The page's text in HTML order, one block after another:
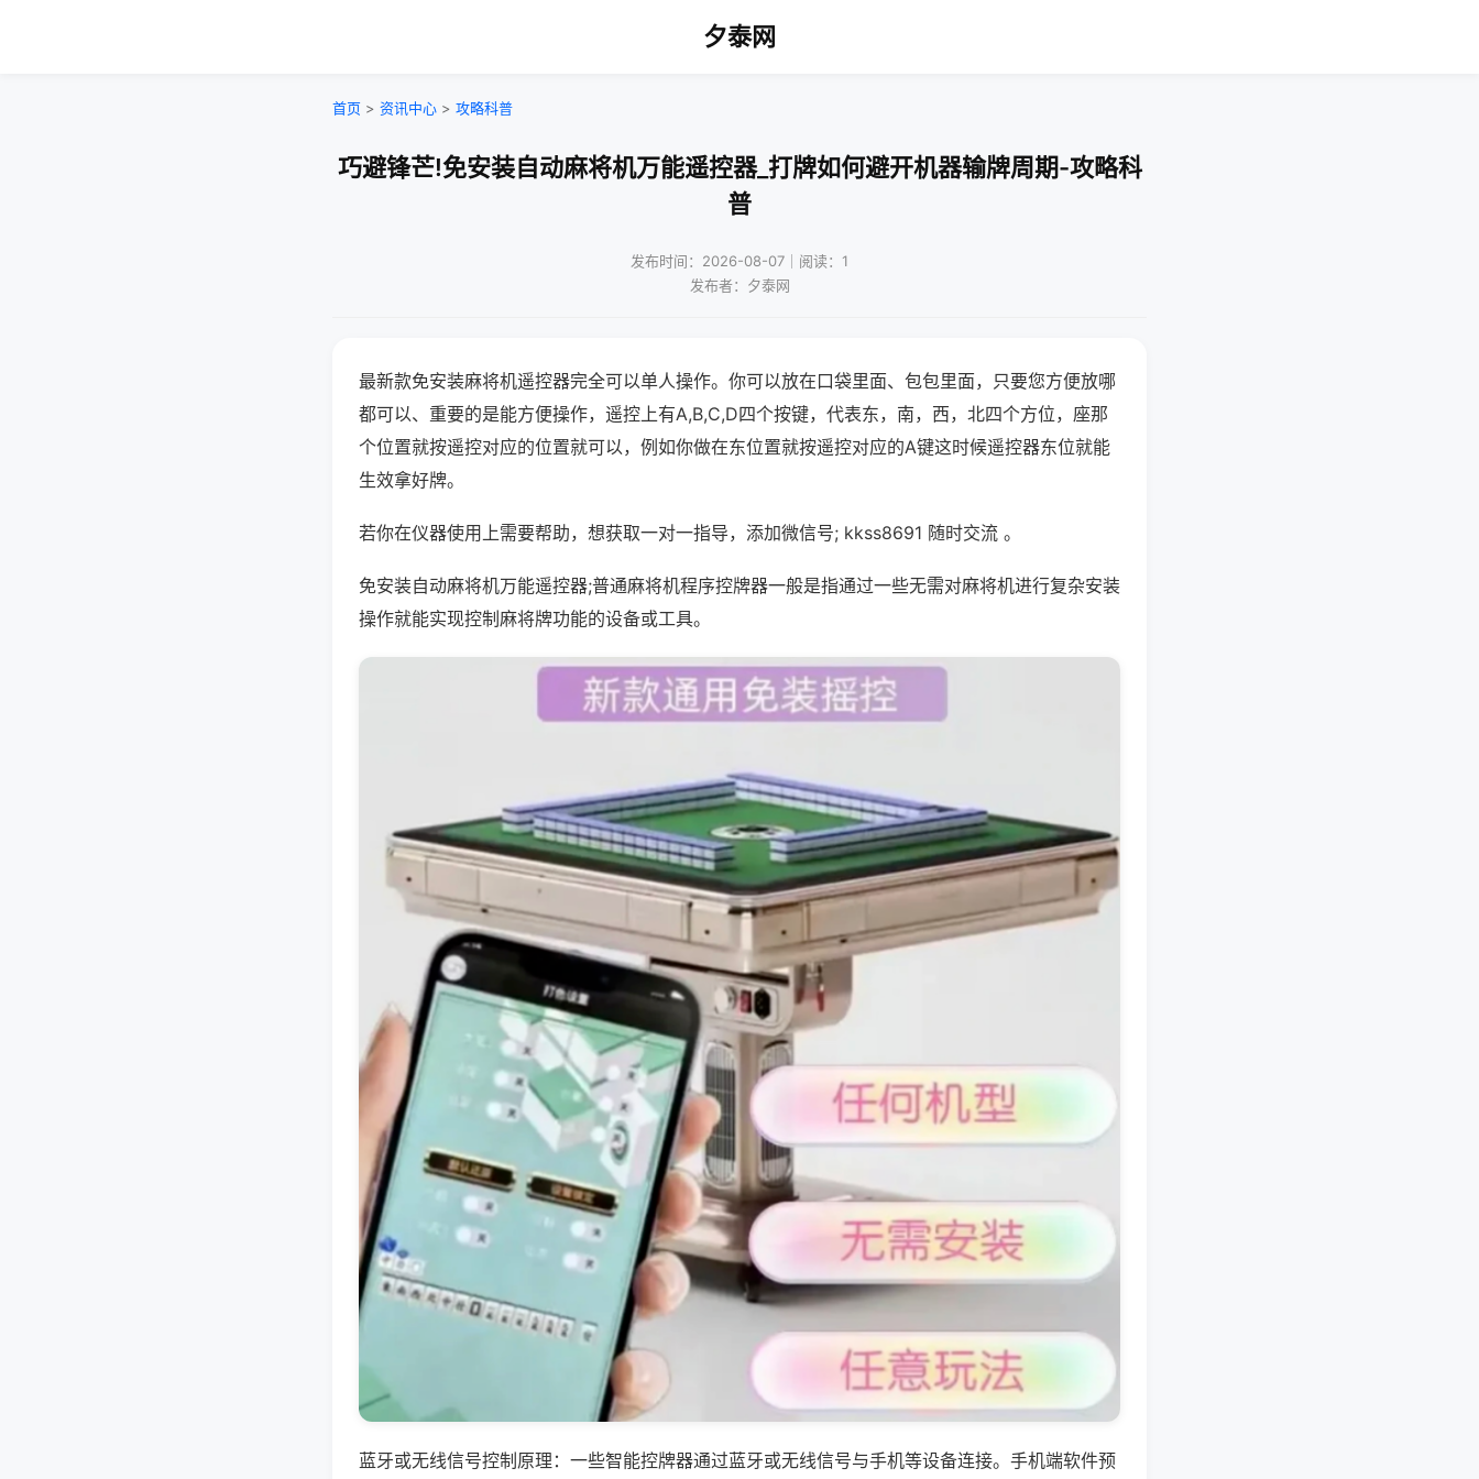
夕泰网
首页 > 资讯中心 > 攻略科普
巧避锋芒!免安装自动麻将机万能遥控器_打牌如何避开机器输牌周期-攻略科
普
发布时间：2026-08-07｜阅读：1
发布者：夕泰网
最新款免安装麻将机遥控器完全可以单人操作。你可以放在口袋里面、包包里面，只要您方便放哪
都可以、重要的是能方便操作，遥控上有A,B,C,D四个按键，代表东，南，西，北四个方位，座那
个位置就按遥控对应的位置就可以，例如你做在东位置就按遥控对应的A键这时候遥控器东位就能
生效拿好牌。
若你在仪器使用上需要帮助，想获取一对一指导，添加微信号; kkss8691 随时交流 。
免安装自动麻将机万能遥控器;普通麻将机程序控牌器一般是指通过一些无需对麻将机进行复杂安装
操作就能实现控制麻将牌功能的设备或工具。
蓝牙或无线信号控制原理：一些智能控牌器通过蓝牙或无线信号与手机等设备连接。手机端软件预